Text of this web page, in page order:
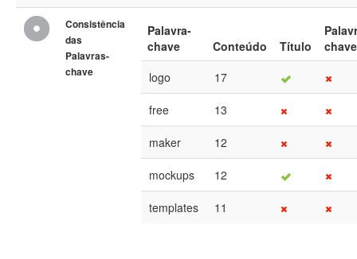
Consistência
das
Palavras-
chave
Palavra-
chave
Conteúdo Título
chave
logo
17
free 13
maker 12
mockups 12
templates 11